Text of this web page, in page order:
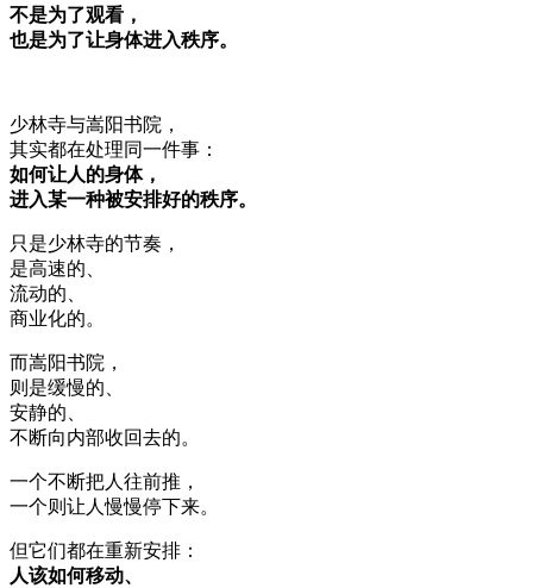
不是为了观看，
也是为了让身体进入秩序。
少林寺与嵩阳书院，
其实都在处理同一件事：
如何让人的身体，
进入某一种被安排好的秩序。
只是少林寺的节奏，
是高速的、
流动的、
商业化的。
而嵩阳书院，
则是缓慢的、
安静的、
不断向内部收回去的。
一个不断把人往前推，
一个则让人慢慢停下来。
但它们都在重新安排：
人该如何移动、